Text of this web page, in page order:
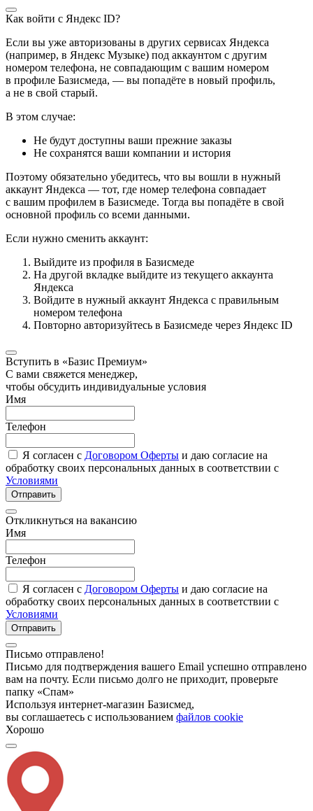
Как войти с Яндекс ID?
Если вы уже авторизованы в других сервисах Яндекса
(например, в Яндекс Музыке) под аккаунтом с другим
номером телефона, не совпадающим с вашим номером
в профиле Базисмеда, — вы попадёте в новый профиль,
а не в свой старый.
В этом случае:
Не будут доступны ваши прежние заказы
Не сохранятся ваши компании и история
Поэтому обязательно убедитесь, что вы вошли в нужный
аккаунт Яндекса — тот, где номер телефона совпадает
с вашим профилем в Базисмеде. Тогда вы попадёте в свой
основной профиль со всеми данными.
Если нужно сменить аккаунт:
Выйдите из профиля в Базисмеде
На другой вкладке выйдите из текущего аккаунта
Яндекса
Войдите в нужный аккаунт Яндекса с правильным
номером телефона
Повторно авторизуйтесь в Базисмеде через Яндекс ID
Вступить в «Базис Премиум»
С вами свяжется менеджер,
чтобы обсудить индивидуальные условия
Имя
Телефон
Я согласен с Договором Оферты и даю согласие на
обработку своих персональных данных в соответствии с
Условиями
Отправить
Откликнуться на вакансию
Имя
Телефон
Я согласен с Договором Оферты и даю согласие на
обработку своих персональных данных в соответствии с
Условиями
Отправить
Письмо отправлено!
Письмо для подтверждения вашего Email успешно отправлено
вам на почту. Если письмо долго не приходит, проверьте
папку «Спам»
Используя интернет-магазин Базисмед,
вы соглашаетесь с использованием файлов cookie
Хорошо